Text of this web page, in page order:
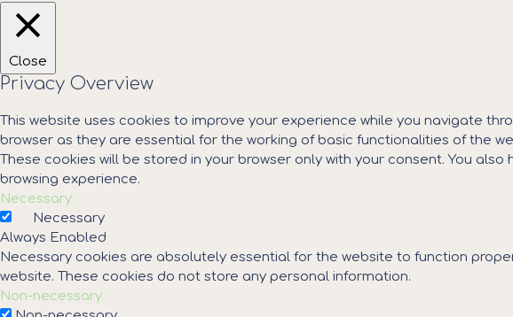
Close
Privacy Overview
This website uses cookies to improve your experience while you navigate
browser as they are essential for the working of basic functionalities of the
These cookies will be stored in your browser only with your consent. You
browsing experience.
Necessary
Necessary
Always Enabled
Necessary cookies are absolutely essential for the website to function
website. These cookies do not store any personal information.
Non-necessary